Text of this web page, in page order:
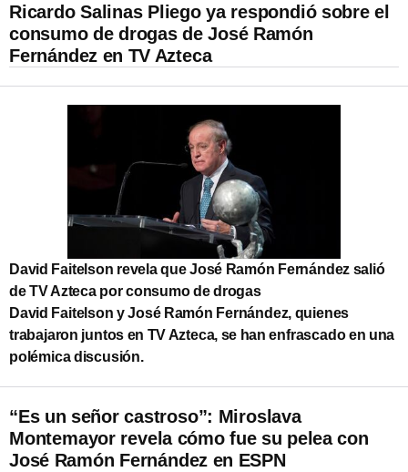
Ricardo Salinas Pliego ya respondió sobre el
consumo de drogas de José Ramón
Fernández en TV Azteca
David Faitelson revela que José Ramón Fernández salió
de TV Azteca por consumo de drogas
David Faitelson y José Ramón Fernández, quienes
trabajaron juntos en TV Azteca, se han enfrascado en una
polémica discusión.
“Es un señor castroso”: Miroslava
Montemayor revela cómo fue su pelea con
José Ramón Fernández en ESPN